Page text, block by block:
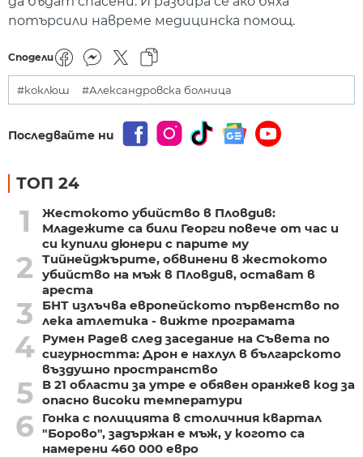
потърсили навреме медицинска помощ.
Сподели
#коклюш #Александровска болница
Последвайте ни
ТОП 24
1
Жестокото убийство в Пловдив:
Младежите са били Георги повече от час и
си купили дюнери с парите му
2
Тийнейджърите, обвинени в жестокото
убийство на мъж в Пловдив, остават в
ареста
3
БНТ излъчва европейското първенство по
лека атлетика - вижте програмата
4 Румен Радев след заседание на Съвета по
сигурността: Дрон е нахлул в българското
въздушно пространство
5
В 21 области за утре е обявен оранжев код за
опасно високи температури
6
Гонка с полицията в столичния квартал
"Борово", задържан е мъж, у когото са
намерени 460 000 евро